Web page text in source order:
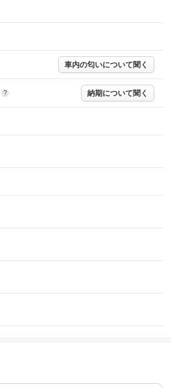
車内の匂いについて聞く
? 納期について聞く